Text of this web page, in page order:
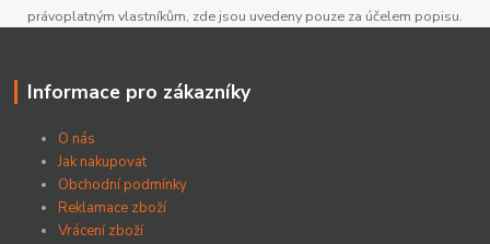
právoplatným vlastníkům, zde jsou uvedeny pouze za účelem popisu.
Informace pro zákazníky
O nás
Jak nakupovat
Obchodní podmínky
Reklamace zboží
Vrácení zboží